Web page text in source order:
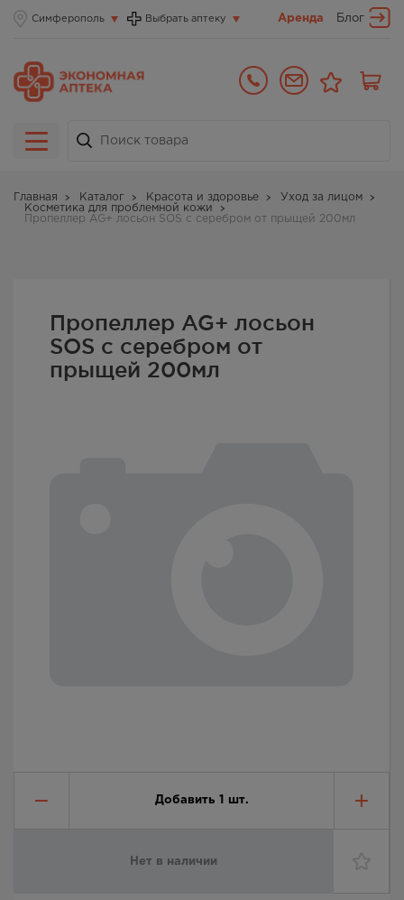
Симферополь Выбрать аптеку Аренда Блог
Главная Каталог Красота и здоровье
Уход за лицом
Косметика для проблемной кожи
Пропеллер AG+ лосьон SOS с серебром от прыщей 200мл
Пропеллер AG+ лосьон
SOS с серебром от
прыщей 200мл
Добавить 1 шт.
Нет в наличии